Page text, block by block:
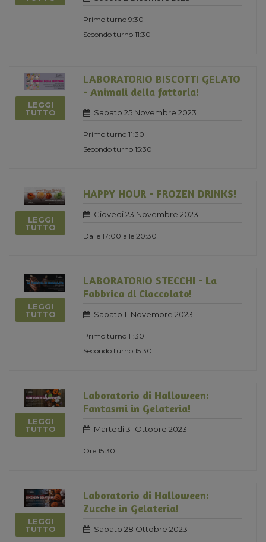
Primo turno 9:30
Secondo turno 11:30
LEGGI
TUTTO
LABORATORIO BISCOTTI GELATO
- Animali della fattoria!
Sabato 25 Novembre 2023
Primo turno 11:30
Secondo turno 15:30
LEGGI
TUTTO
HAPPY HOUR - FROZEN DRINKS!
Giovedi 23 Novembre 2023
Dalle 17:00 alle 20:30
LEGGI
TUTTO
LABORATORIO STECCHI - La
Fabbrica di Cioccolato!
Sabato 11 Novembre 2023
Primo turno 11:30
Secondo turno 15:30
LEGGI
TUTTO
Laboratorio di Halloween:
Fantasmi in Gelateria!
Martedi 31 Ottobre 2023
Ore 15:30
LEGGI
TUTTO
Laboratorio di Halloween:
Zucche in Gelateria!
Sabato 28 Ottobre 2023